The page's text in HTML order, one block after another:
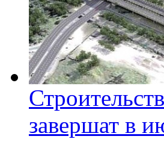
завершат в